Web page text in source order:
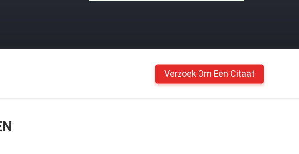
Verzoek Om Een Citaat